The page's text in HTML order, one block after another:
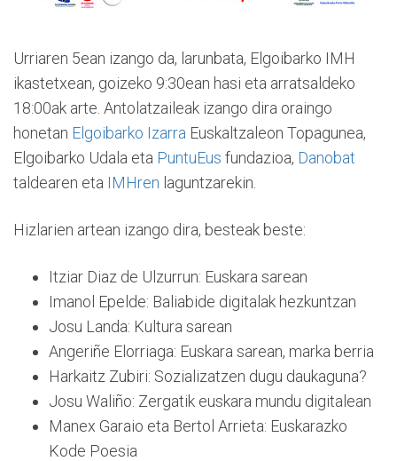
Urriaren 5ean izango da, larunbata, Elgoibarko IMH
ikastetxean, goizeko 9:30ean hasi eta arratsaldeko
18:00ak arte. Antolatzaileak izango dira oraingo
honetan Elgoibarko Izarra Euskaltzaleon Topagunea,
Elgoibarko Udala eta PuntuEus fundazioa, Danobat
taldearen eta IMHren laguntzarekin.
Hizlarien artean izango dira, besteak beste:
Itziar Diaz de Ulzurrun: Euskara sarean
Imanol Epelde: Baliabide digitalak hezkuntzan
Josu Landa: Kultura sarean
Angeriñe Elorriaga: Euskara sarean, marka berria
Harkaitz Zubiri: Sozializatzen dugu daukaguna?
Josu Waliño: Zergatik euskara mundu digitalean
Manex Garaio eta Bertol Arrieta: Euskarazko
Kode Poesia